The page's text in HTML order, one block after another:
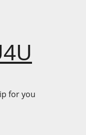
for you